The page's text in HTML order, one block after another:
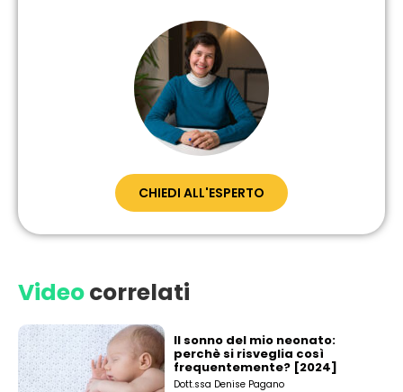
CHIEDI ALL'ESPERTO
Videocorrelati
Il sonno del mio neonato:
perchè si risveglia così
frequentemente? [2024]
Dott.ssa Denise Pagano